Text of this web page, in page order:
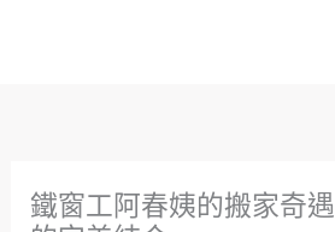
鐵窗工阿春姨的搬家奇